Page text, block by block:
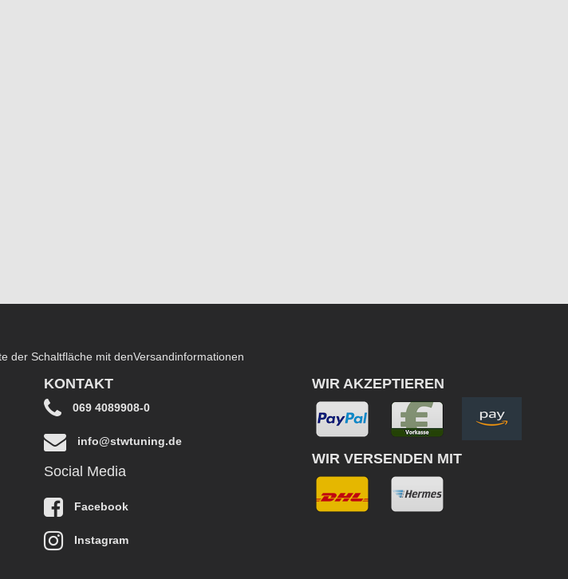
der Schaltfläche mit denVersandinformationen
KONTAKT
069 4089908-0
info@stwtuning.de
Social Media
Facebook
Instagram
WIR AKZEPTIEREN
WIR VERSENDEN MIT